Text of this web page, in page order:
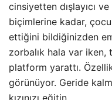
cinsiyetten dışlayıcı
biçimlerine kadar,
ettiğini bildiğinizden
zorbalık hala var
platform yarattı.
görünüyor. Geride